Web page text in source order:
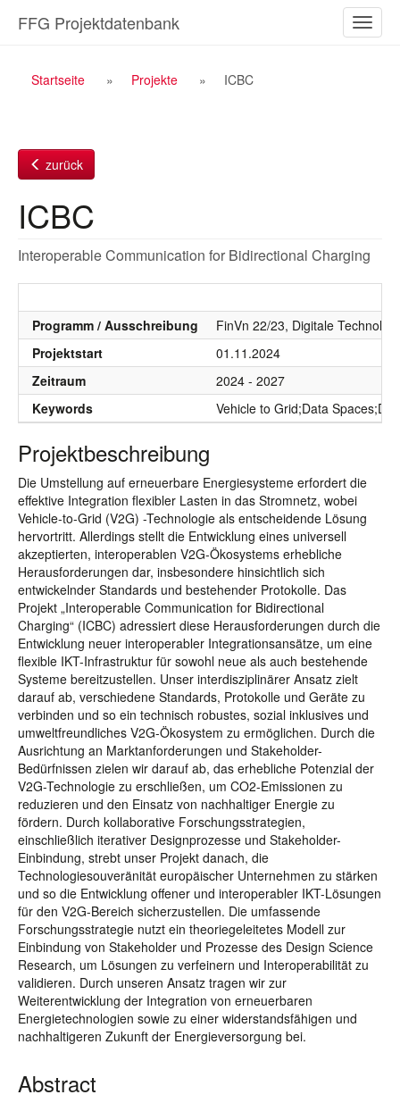
Inhalt
ein-/
FFG Projektdatenbank
Breadcrumb
Startseite Projekte ICBC
zurück
ICBC
Interoperable Communication for Bidirectional Charging
Programm / Ausschreibung
FinVn 22/23, Digitale
Projektstart
01.11.2024
Zeitraum
2024 - 2027
Keywords
Vehicle to Grid;Data
Projektbeschreibung
Die Umstellung auf erneuerbare Energiesysteme erfordert die
effektive Integration flexibler Lasten in das Stromnetz, wobei
Vehicle-to-Grid (V2G) -Technologie als entscheidende Lösung
hervortritt. Allerdings stellt die Entwicklung eines universell
akzeptierten, interoperablen V2G-Ökosystems erhebliche
Herausforderungen dar, insbesondere hinsichtlich sich
entwickelnder Standards und bestehender Protokolle. Das
Projekt „Interoperable Communication for Bidirectional
Charging“ (ICBC) adressiert diese Herausforderungen durch die
Entwicklung neuer interoperabler Integrationsansätze, um eine
flexible IKT-Infrastruktur für sowohl neue als auch bestehende
Systeme bereitzustellen. Unser interdisziplinärer Ansatz zielt
darauf ab, verschiedene Standards, Protokolle und Geräte zu
verbinden und so ein technisch robustes, sozial inklusives und
umweltfreundliches V2G-Ökosystem zu ermöglichen. Durch die
Ausrichtung an Marktanforderungen und Stakeholder-
Bedürfnissen zielen wir darauf ab, das erhebliche Potenzial der
V2G-Technologie zu erschließen, um CO2-Emissionen zu
reduzieren und den Einsatz von nachhaltiger Energie zu
fördern. Durch kollaborative Forschungsstrategien,
einschließlich iterativer Designprozesse und Stakeholder-
Einbindung, strebt unser Projekt danach, die
Technologiesouveränität europäischer Unternehmen zu stärken
und so die Entwicklung offener und interoperabler IKT-Lösungen
für den V2G-Bereich sicherzustellen. Die umfassende
Forschungsstrategie nutzt ein theoriegeleitetes Modell zur
Einbindung von Stakeholder und Prozesse des Design Science
Research, um Lösungen zu verfeinern und Interoperabilität zu
validieren. Durch unseren Ansatz tragen wir zur
Weiterentwicklung der Integration von erneuerbaren
Energietechnologien sowie zu einer widerstandsfähigen und
nachhaltigeren Zukunft der Energieversorgung bei.
Abstract